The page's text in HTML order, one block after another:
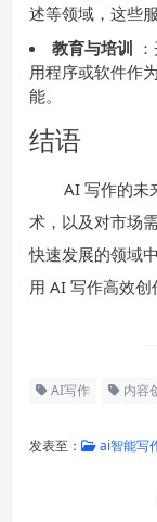
述等领域，这些
教育与培训
用程序或软件作
能。
结语
AI 写作的未
术，以及对市场
快速发展的领域
用 AI 写作高效创
AI写作 内容
发表至： ai智能写